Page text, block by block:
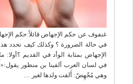
غنفوف عن حكم الإجهاض قائلاً:حكم
في حالة الضرورة ؟ وكذلك كيف تحدد
الإجهاض بمثابة الوأد في القديم ؟أولا:
في لسان العرب ألفينا بن منظور
وهي مُجْهِضٌ: أَلقت ولدها لغير …